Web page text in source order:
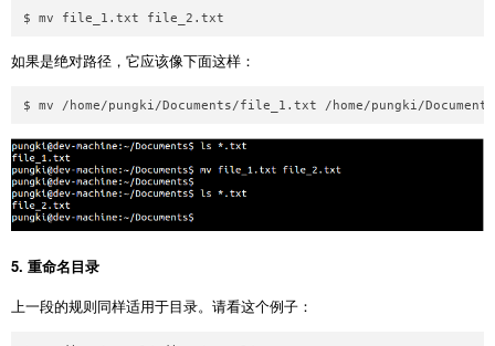
如果是绝对路径，它应该像下面这样：
5. 重命名目录
上一段的规则同样适用于目录。请看这个例子：